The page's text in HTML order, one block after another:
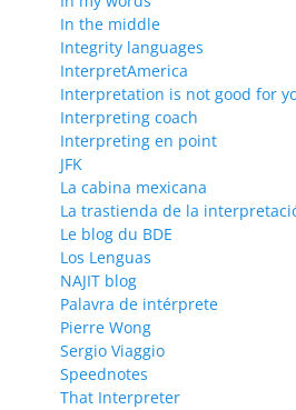
In the middle
Integrity languages
InterpretAmerica
Interpretation is not good for
Interpreting coach
Interpreting en point
JFK
La cabina mexicana
La trastienda de la
Le blog du BDE
Los Lenguas
NAJIT blog
Palavra de intérprete
Pierre Wong
Sergio Viaggio
Speednotes
That Interpreter